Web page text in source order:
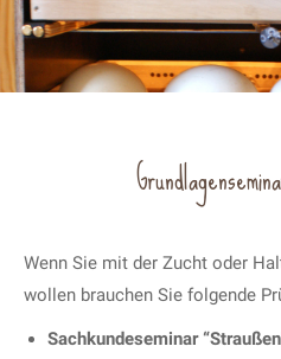
Wenn Sie mit der Zucht oder
wollen brauchen Sie folgende
Sachkundeseminar